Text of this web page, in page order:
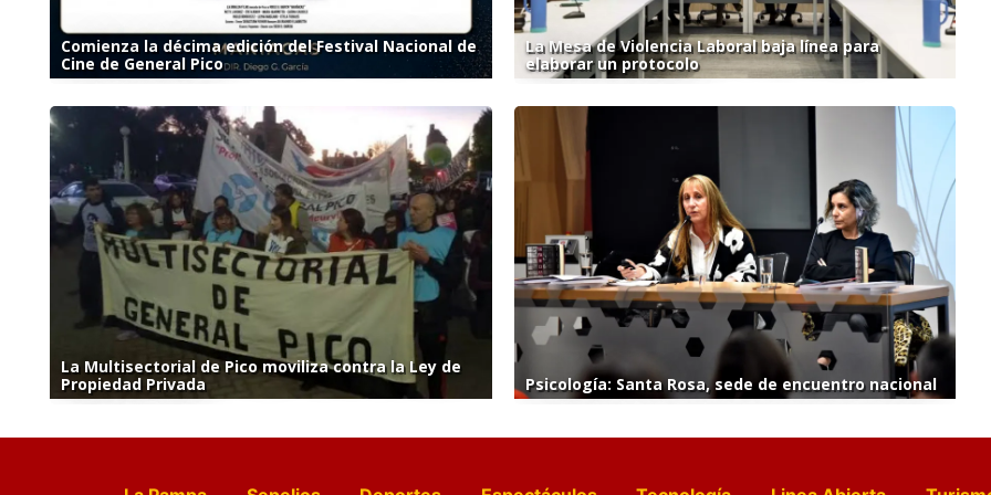
Comienza la décima edición del Festival Nacional de
Cine de General Pico
La Mesa de Violencia Laboral baja línea para
elaborar un protocolo
La Multisectorial de Pico moviliza contra la Ley de
Propiedad Privada
Psicología: Santa Rosa, sede de encuentro nacional